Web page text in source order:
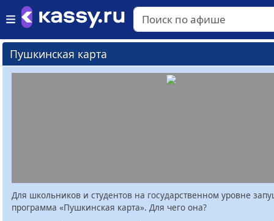
Пушкинская карта
Для школьников и студентов на государственном уровне
программа «Пушкинская карта». Для чего она?